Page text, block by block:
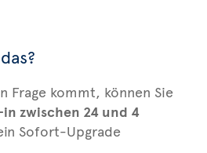
Frage kommt, können Sie
zwischen 24 und 4
Sofort-Upgrade